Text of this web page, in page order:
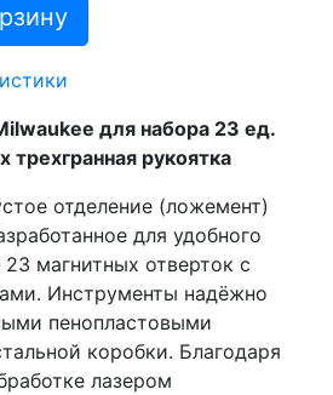
для набора 23 ед.
трехгранная рукоятка
отделение (ложемент)
для удобного
магнитных отверток с
Инструменты надёжно
пенопластовыми
коробки. Благодаря
лазером